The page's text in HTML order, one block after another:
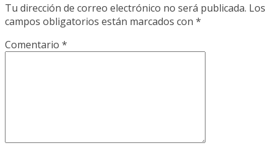
Tu dirección de correo electrónico no será publicada. Los
campos obligatorios están marcados con *
Comentario *